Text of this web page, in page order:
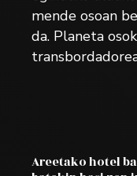
mende osoan
da. Planeta
Areetako hotel